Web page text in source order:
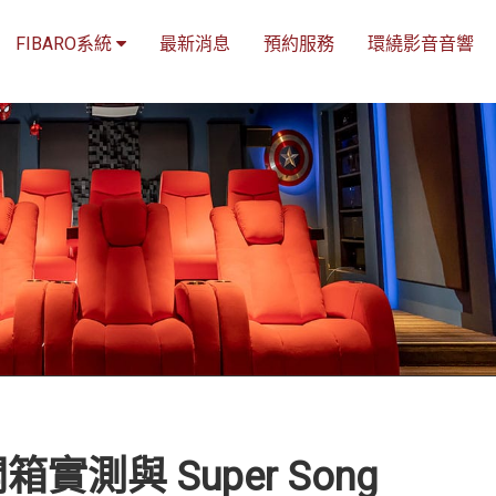
FIBARO系統 最新消息 預約服務 環繞影音音響
實測與 Super Song